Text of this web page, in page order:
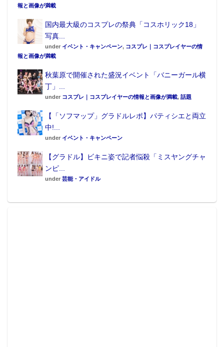
報と画像が満載
国内最大級のコスプレの祭典「コスホリック18」
写真...
under イベント・キャンペーン, コスプレ｜コスプレイヤーの情
報と画像が満載
秋葉原で開催された盛況イベント「バニーガール横
丁」...
under コスプレ｜コスプレイヤーの情報と画像が満載, 話題
【「ソフマップ」グラドルレポ】パティシエと両立
中!...
under イベント・キャンペーン
【グラドル】ビキニ姿で記者悩殺「ミスヤングチャ
ンピ...
under 芸能・アイドル